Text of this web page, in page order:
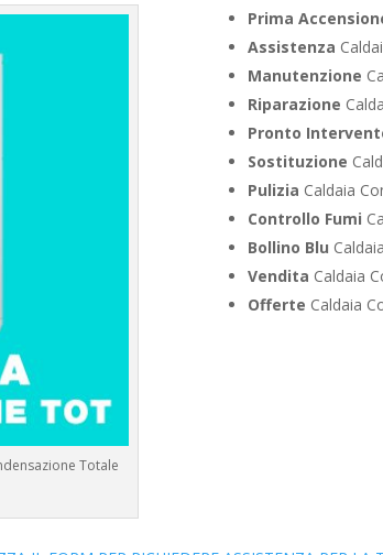
Totale
Prima
Assistenza
Manutenzione
Riparazione
Pronto
Sostituzione
Pulizia Caldaia
Controllo Fumi
Bollino Blu
Vendita Caldaia
Offerte Caldaia